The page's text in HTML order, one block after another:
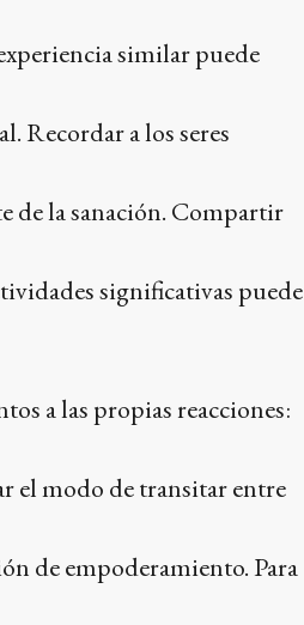
similar puede
Recordar a los seres
de la sanación. Compartir
significativas puede
a las propias reacciones:
el modo de transitar entre
de empoderamiento. Para